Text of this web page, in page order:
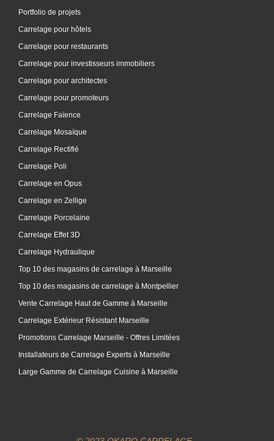
Portfolio de projets
Carrelage pour hôtels
Carrelage pour restaurants
Carrelage pour investisseurs immobiliers
Carrelage pour architectes
Carrelage pour promoteurs
Carrelage Faïence
Carrelage Mosaïque
Carrelage Rectifié
Carrelage Poli
Carrelage en Opus
Carrelage en Zellige
Carrelage Porcelaine
Carrelage Effet 3D
Carrelage Hydraulique
Top 10 des magasins de carrelage à Marseille
Top 10 des magasins de carrelage à Montpellier
Vente Carrelage Haut de Gamme à Marseille
Carrelage Extérieur Résistant Marseille
Promotions Carrelage Marseille - Offres Limitées
Installateurs de Carrelage Experts à Marseille
Large Gamme de Carrelage Cuisine à Marseille